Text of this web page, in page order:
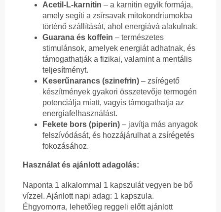
Acetil-L-karnitin – a karnitin egyik formája,
amely segíti a zsírsavak mitokondriumokba
történő szállítását, ahol energiává alakulnak.
Guarana és koffein – természetes
stimulánsok, amelyek energiát adhatnak, és
támogathatják a fizikai, valamint a mentális
teljesítményt.
Keserűnarancs (szinefrin) – zsírégető
készítmények gyakori összetevője termogén
potenciálja miatt, vagyis támogathatja az
energiafelhasználást.
Fekete bors (piperin) – javítja más anyagok
felszívódását, és hozzájárulhat a zsírégetés
fokozásához.
Használat és ajánlott adagolás:
Naponta 1 alkalommal 1 kapszulát vegyen be bő
vízzel. Ajánlott napi adag: 1 kapszula.
Éhgyomorra, lehetőleg reggeli előtt ajánlott